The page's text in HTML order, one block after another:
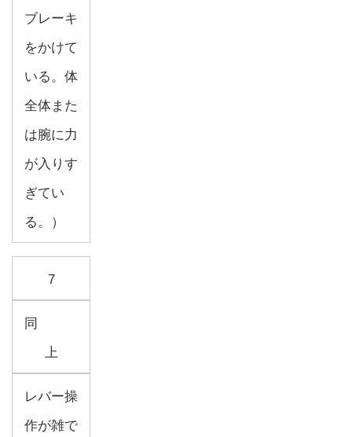
ブレーキ
をかけて
いる。体
全体また
は腕に力
が入りす
ぎてい
る。）
7
同
上
レバー操
作が雑で